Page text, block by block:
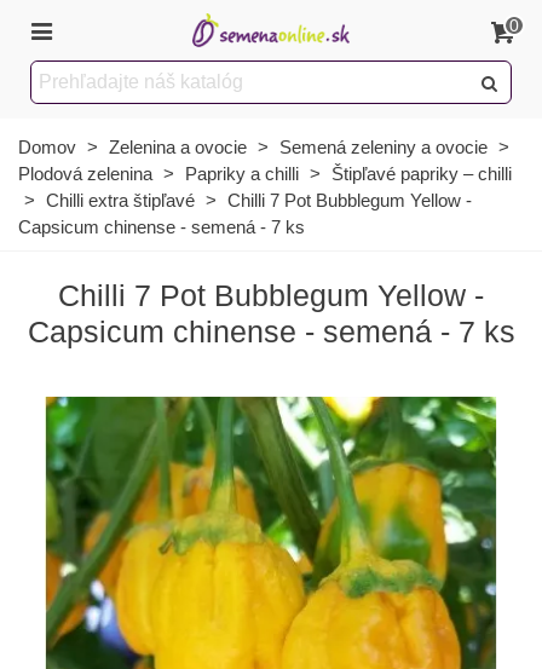
0
Domov > Zelenina a ovocie > Semená zeleniny a ovocie >
Plodová zelenina > Papriky a chilli >
Štipľavé papriky – chilli
> Chilli extra štipľavé > Chilli 7 Pot Bubblegum Yellow -
Capsicum chinense - semená - 7 ks
Chilli 7 Pot Bubblegum Yellow -
Capsicum chinense - semená - 7 ks